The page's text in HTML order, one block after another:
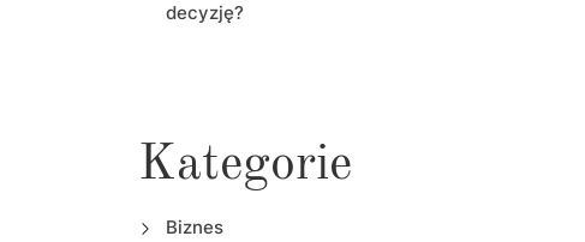
decyzję?
Kategorie
Biznes